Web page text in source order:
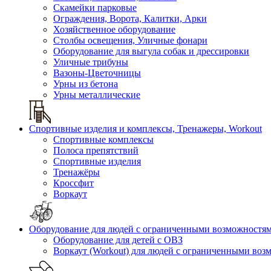
Скамейки парковые
Ограждения, Ворота, Калитки, Арки
Хозяйственное оборудование
Столбы освещения, Уличные фонари
Оборудование для выгула собак и дрессировки
Уличные трибуны
Вазоны-Цветочницы
Урны из бетона
Урны металлические
Спортивные изделия и комплексы, Тренажеры, Workout
Спортивные комплексы
Полоса препятствий
Спортивные изделия
Тренажёры
Кроссфит
Воркаут
Оборудование для людей с ограниченными
Оборудование для детей с ОВЗ
Воркаут (Workout) для людей с ограниченными